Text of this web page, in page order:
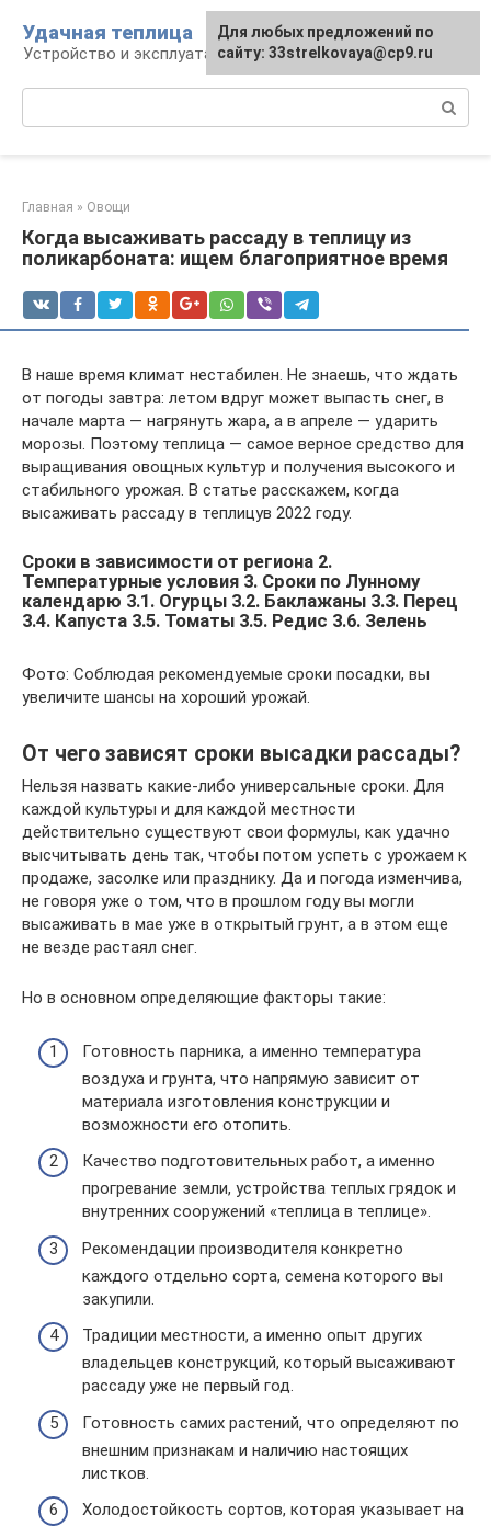
контенту
Удачная теплица
Устройство и эксплуатация теплиц
Главная » Овощи
Когда высаживать рассаду в теплицу из
поликарбоната: ищем благоприятное время
В наше время климат нестабилен. Не знаешь, что ждать
от погоды завтра: летом вдруг может выпасть снег, в
начале марта — нагрянуть жара, а в апреле — ударить
морозы. Поэтому теплица — самое верное средство для
выращивания овощных культур и получения высокого и
стабильного урожая. В статье расскажем, когда
высаживать рассаду в теплицув 2022 году.
Сроки в зависимости от региона 2.
Температурные условия 3. Сроки по Лунному
календарю 3.1. Огурцы 3.2. Баклажаны 3.3. Перец
3.4. Капуста 3.5. Томаты 3.5. Редис 3.6. Зелень
Фото: Соблюдая рекомендуемые сроки посадки, вы
увеличите шансы на хороший урожай.
От чего зависят сроки высадки рассады?
Нельзя назвать какие-либо универсальные сроки. Для
каждой культуры и для каждой местности
действительно существуют свои формулы, как удачно
высчитывать день так, чтобы потом успеть с урожаем к
продаже, засолке или празднику. Да и погода изменчива,
не говоря уже о том, что в прошлом году вы могли
высаживать в мае уже в открытый грунт, а в этом еще
не везде растаял снег.
Но в основном определяющие факторы такие:
Готовность парника, а именно температура
воздуха и грунта, что напрямую зависит от
материала изготовления конструкции и
возможности его отопить.
Качество подготовительных работ, а именно
прогревание земли, устройства теплых грядок и
внутренних сооружений «теплица в теплице».
Рекомендации производителя конкретно
каждого отдельно сорта, семена которого вы
закупили.
Традиции местности, а именно опыт других
владельцев конструкций, который высаживают
рассаду уже не первый год.
Готовность самих растений, что определяют по
внешним признакам и наличию настоящих
листков.
Холодостойкость сортов, которая указывает на
Для любых предложений по
сайту: 33strelkovaya@cp9.ru